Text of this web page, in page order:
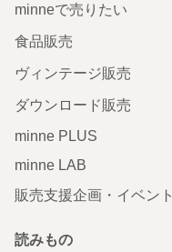
minneで売りたい
食品販売
ヴィンテージ販売
ダウンロード販売
minne PLUS
minne LAB
販売支援企画・イベント
読みもの